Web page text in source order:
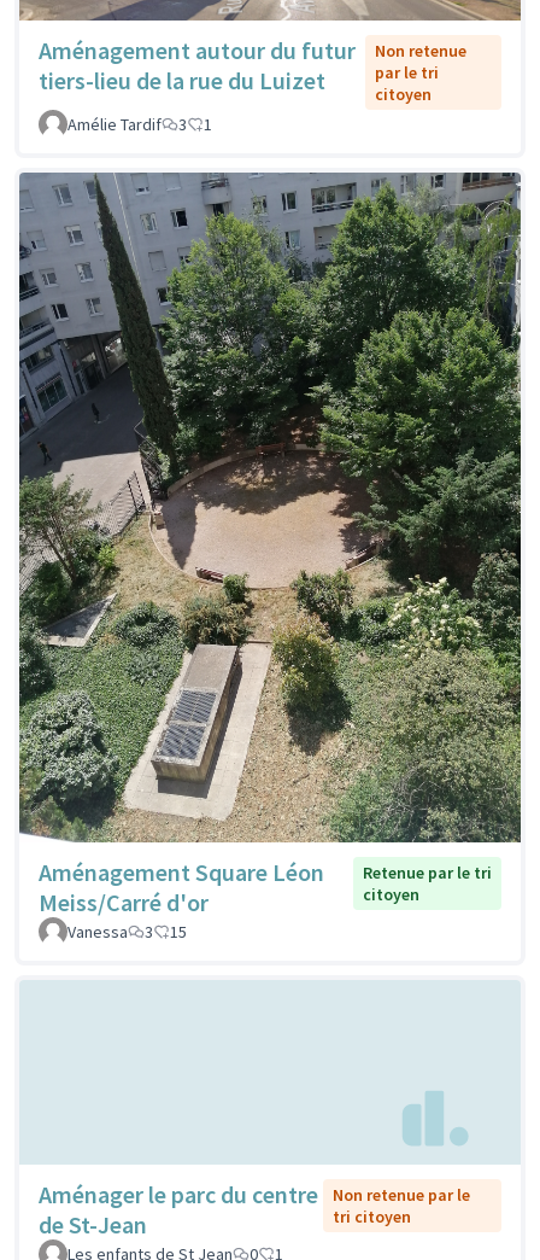
Aménagement autour du futur
tiers-lieu de la rue du Luizet
Non retenue
par le tri
citoyen
Amélie Tardif
3 1
Aménagement Square Léon
Meiss/Carré d'or
Retenue par le tri
citoyen
Vanessa
3 15
Aménager le parc du centre
de St-Jean
Non retenue par le
tri citoyen
Les enfants de St Jean
0 1